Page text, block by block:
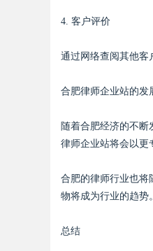
4. 客户评价
通过网络查阅其他客
合肥律师企业站的发
随着合肥经济的不
律师企业站将会以更
合肥的律师行业也将
物将成为行业的趋势。
总结